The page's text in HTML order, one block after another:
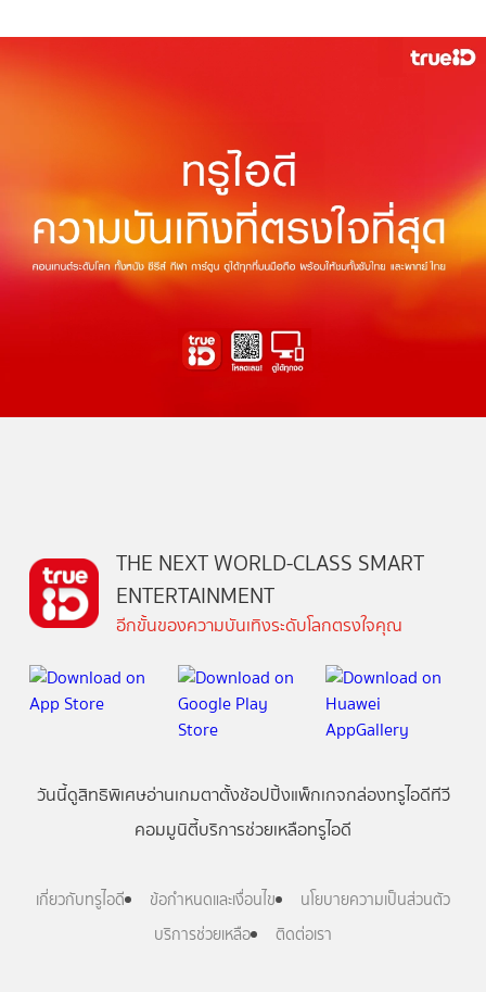
THE NEXT WORLD-CLASS SMART
ENTERTAINMENT
อีกขั้นของความบันเทิงระดับโลกตรงใจคุณ
วันนี้ดูสิทธิพิเศษอ่านเกมตาตั้งช้อปปิ้งแพ็กเกจกล่องทรูไอดีทีวี
คอมมูนิตี้บริการช่วยเหลือทรูไอดี
เกี่ยวกับทรูไอดี ข้อกำหนดและเงื่อนไข
นโยบายความเป็นส่วนตัว
บริการช่วยเหลือ
ติดต่อเรา